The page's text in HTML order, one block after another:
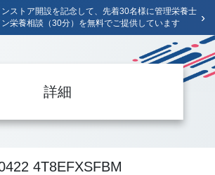
ストア開設を記念して、先着30名様に管理栄養士
ン栄養相談（30分）を無料でご提供しています
›
詳細
4T8EFXSFBM